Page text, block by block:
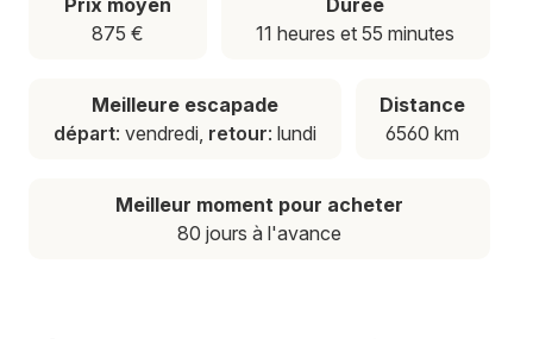
875 €
11 heures et 55 minutes
Meilleure escapade
départ: vendredi, retour: lundi
Distance
6560 km
Meilleur moment pour acheter
80 jours à l'avance